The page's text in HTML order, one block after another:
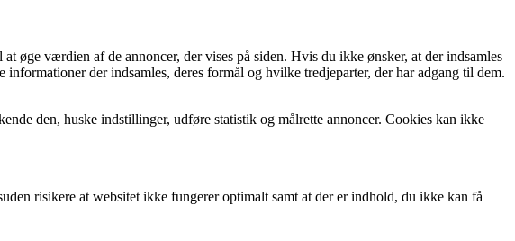
øge værdien af de annoncer, der vises på siden. Hvis du ikke ønsker, at der indsamles
der indsamles, deres formål og hvilke tredjeparter, der har adgang til dem.
den, huske indstillinger, udføre statistik og målrette annoncer. Cookies kan ikke
risikere at websitet ikke fungerer optimalt samt at der er indhold, du ikke kan få